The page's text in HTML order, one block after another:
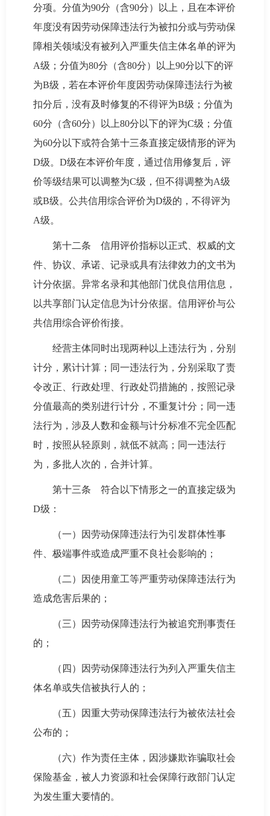
分项。分值为90分（含90分）以上，且在本评价
年度没有因劳动保障违法行为被扣分或与劳动保
障相关领域没有被列入严重失信主体名单的评为
A级；分值为80分（含80分）以上90分以下的评
为B级，若在本评价年度因劳动保障违法行为被
扣分后，没有及时修复的不得评为B级；分值为
60分（含60分）以上80分以下的评为C级；分值
为60分以下或符合第十三条直接定级情形的评为
D级。D级在本评价年度，通过信用修复后，评
价等级结果可以调整为C级，但不得调整为A级
或B级。公共信用综合评价为D级的，不得评为
A级。
第十二条 信用评价指标以正式、权威的文
件、协议、承诺、记录或具有法律效力的文书为
计分依据。异常名录和其他部门优良信用信息，
以共享部门认定信息为计分依据。信用评价与公
共信用综合评价衔接。
经营主体同时出现两种以上违法行为，分别
计分，累计计算；同一违法行为，分别采取了责
令改正、行政处理、行政处罚措施的，按照记录
分值最高的类别进行计分，不重复计分；同一违
法行为，涉及人数和金额与计分标准不完全匹配
时，按照从轻原则，就低不就高；同一违法行
为，多批人次的，合并计算。
第十三条 符合以下情形之一的直接定级为
D级：
（一）因劳动保障违法行为引发群体性事
件、极端事件或造成严重不良社会影响的；
（二）因使用童工等严重劳动保障违法行为
造成危害后果的；
（三）因劳动保障违法行为被追究刑事责任
的；
（四）因劳动保障违法行为列入严重失信主
体名单或失信被执行人的；
（五）因重大劳动保障违法行为被依法社会
公布的；
（六）作为责任主体，因涉嫌欺诈骗取社会
保险基金，被人力资源和社会保障行政部门认定
为发生重大要情的。